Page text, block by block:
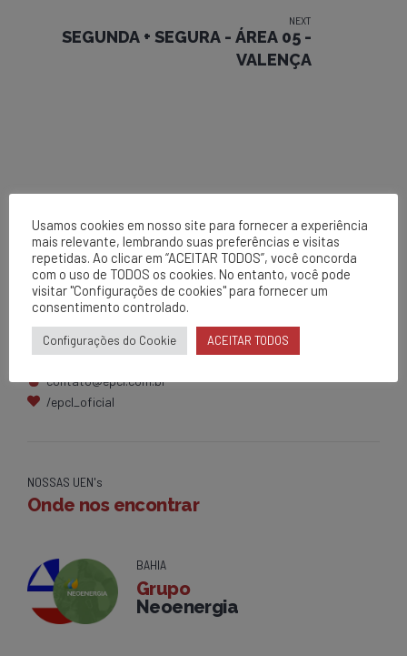
NEXT
SEGUNDA + SEGURA - ÁREA 05 -
VALENÇA
EPCL
Matriz
Av. Centenário, 1420
Brumado - BA
0800 284 2269
contato@epcl.com.br
/epcl_oficial
NOSSAS UEN's
Onde nos encontrar
BAHIA
Grupo
Neoenergia
Usamos cookies em nosso site para fornecer a experiência
mais relevante, lembrando suas preferências e visitas
repetidas. Ao clicar em “ACEITAR TODOS”, você concorda
com o uso de TODOS os cookies. No entanto, você pode
visitar "Configurações de cookies" para fornecer um
consentimento controlado.
Configurações do Cookie ACEITAR TODOS